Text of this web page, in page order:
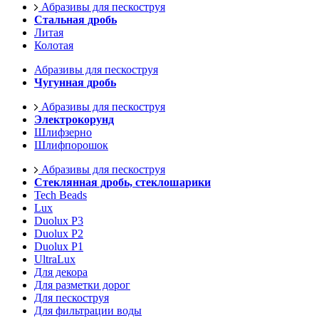
Абразивы для пескоструя
Стальная дробь
Литая
Колотая
Абразивы для пескоструя
Чугунная дробь
Абразивы для пескоструя
Электрокорунд
Шлифзерно
Шлифпорошок
Абразивы для пескоструя
Стеклянная дробь, стеклошарики
Tech Beads
Lux
Duolux P3
Duolux P2
Duolux P1
UltraLux
Для декора
Для разметки дорог
Для пескоструя
Для фильтрации воды